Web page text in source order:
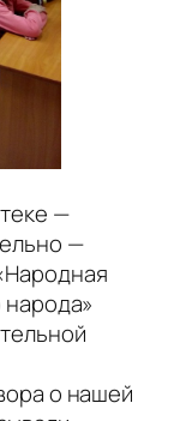
—
—
народа»
о нашей